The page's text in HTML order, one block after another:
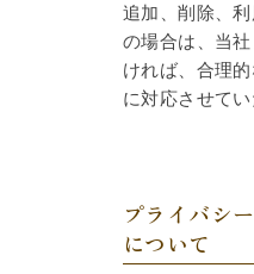
追加、削除、
の場合は、当
ければ、合理
に対応させてい
プライバシ
について